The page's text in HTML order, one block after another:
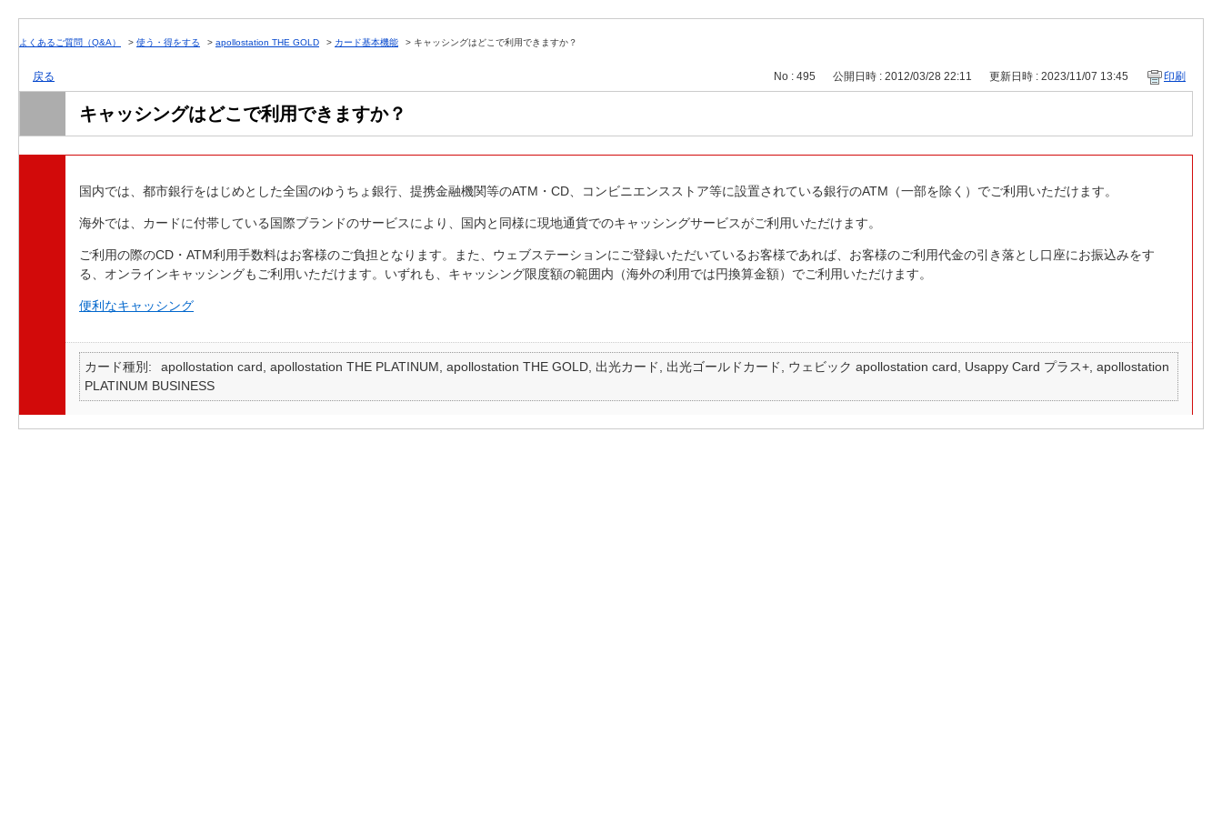
よくあるご質問（Q&A） > 使う・得をする > apollostation THE GOLD > カード基本機能 > キャッシングはどこで利用できますか？
戻る No : 495 公開日時 : 2012/03/28 22:11 更新日時 : 2023/11/07 13:45 印刷
キャッシングはどこで利用できますか？
国内では、都市銀行をはじめとした全国のゆうちょ銀行、提携金融機関等のATM・CD、コンビニエンスストア等に設置されている銀行のATM（一部を除く）でご利用いただけます。
海外では、カードに付帯している国際ブランドのサービスにより、国内と同様に現地通貨でのキャッシングサービスがご利用いただけます。
ご利用の際のCD・ATM利用手数料はお客様のご負担となります。また、ウェブステーションにご登録いただいているお客様であれば、お客様のご利用代金の引き落とし口座にお振込みをす
る、オンラインキャッシングもご利用いただけます。いずれも、キャッシング限度額の範囲内（海外の利用では円換算金額）でご利用いただけます。
便利なキャッシング
カード種別
apollostation card, apollostation THE PLATINUM, apollostation THE GOLD, 出光カード, 出光ゴールドカード, ウェビック apollostation card, Usappy Card プラス+, apollostation
PLATINUM BUSINESS